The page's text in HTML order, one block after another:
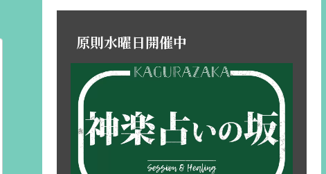
原則水曜日開催中